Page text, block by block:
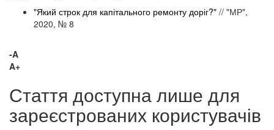
"Який строк для капітального ремонту доріг?" // "МР",
2020, № 8
-A
A+
Стаття доступна лише для
зареєстрованих користувачів